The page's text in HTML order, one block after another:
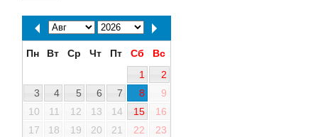
Пн Вт Ср Чт Пт Сб
Вс
1
2
3
4 5 6 7 8
9
10
11 12 13 14 15
16
17
18 19 20 21 22
23